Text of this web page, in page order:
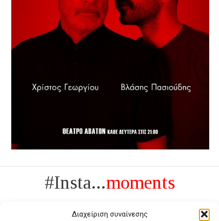
Διαχείριση συναίνεσης
#Insta...moments